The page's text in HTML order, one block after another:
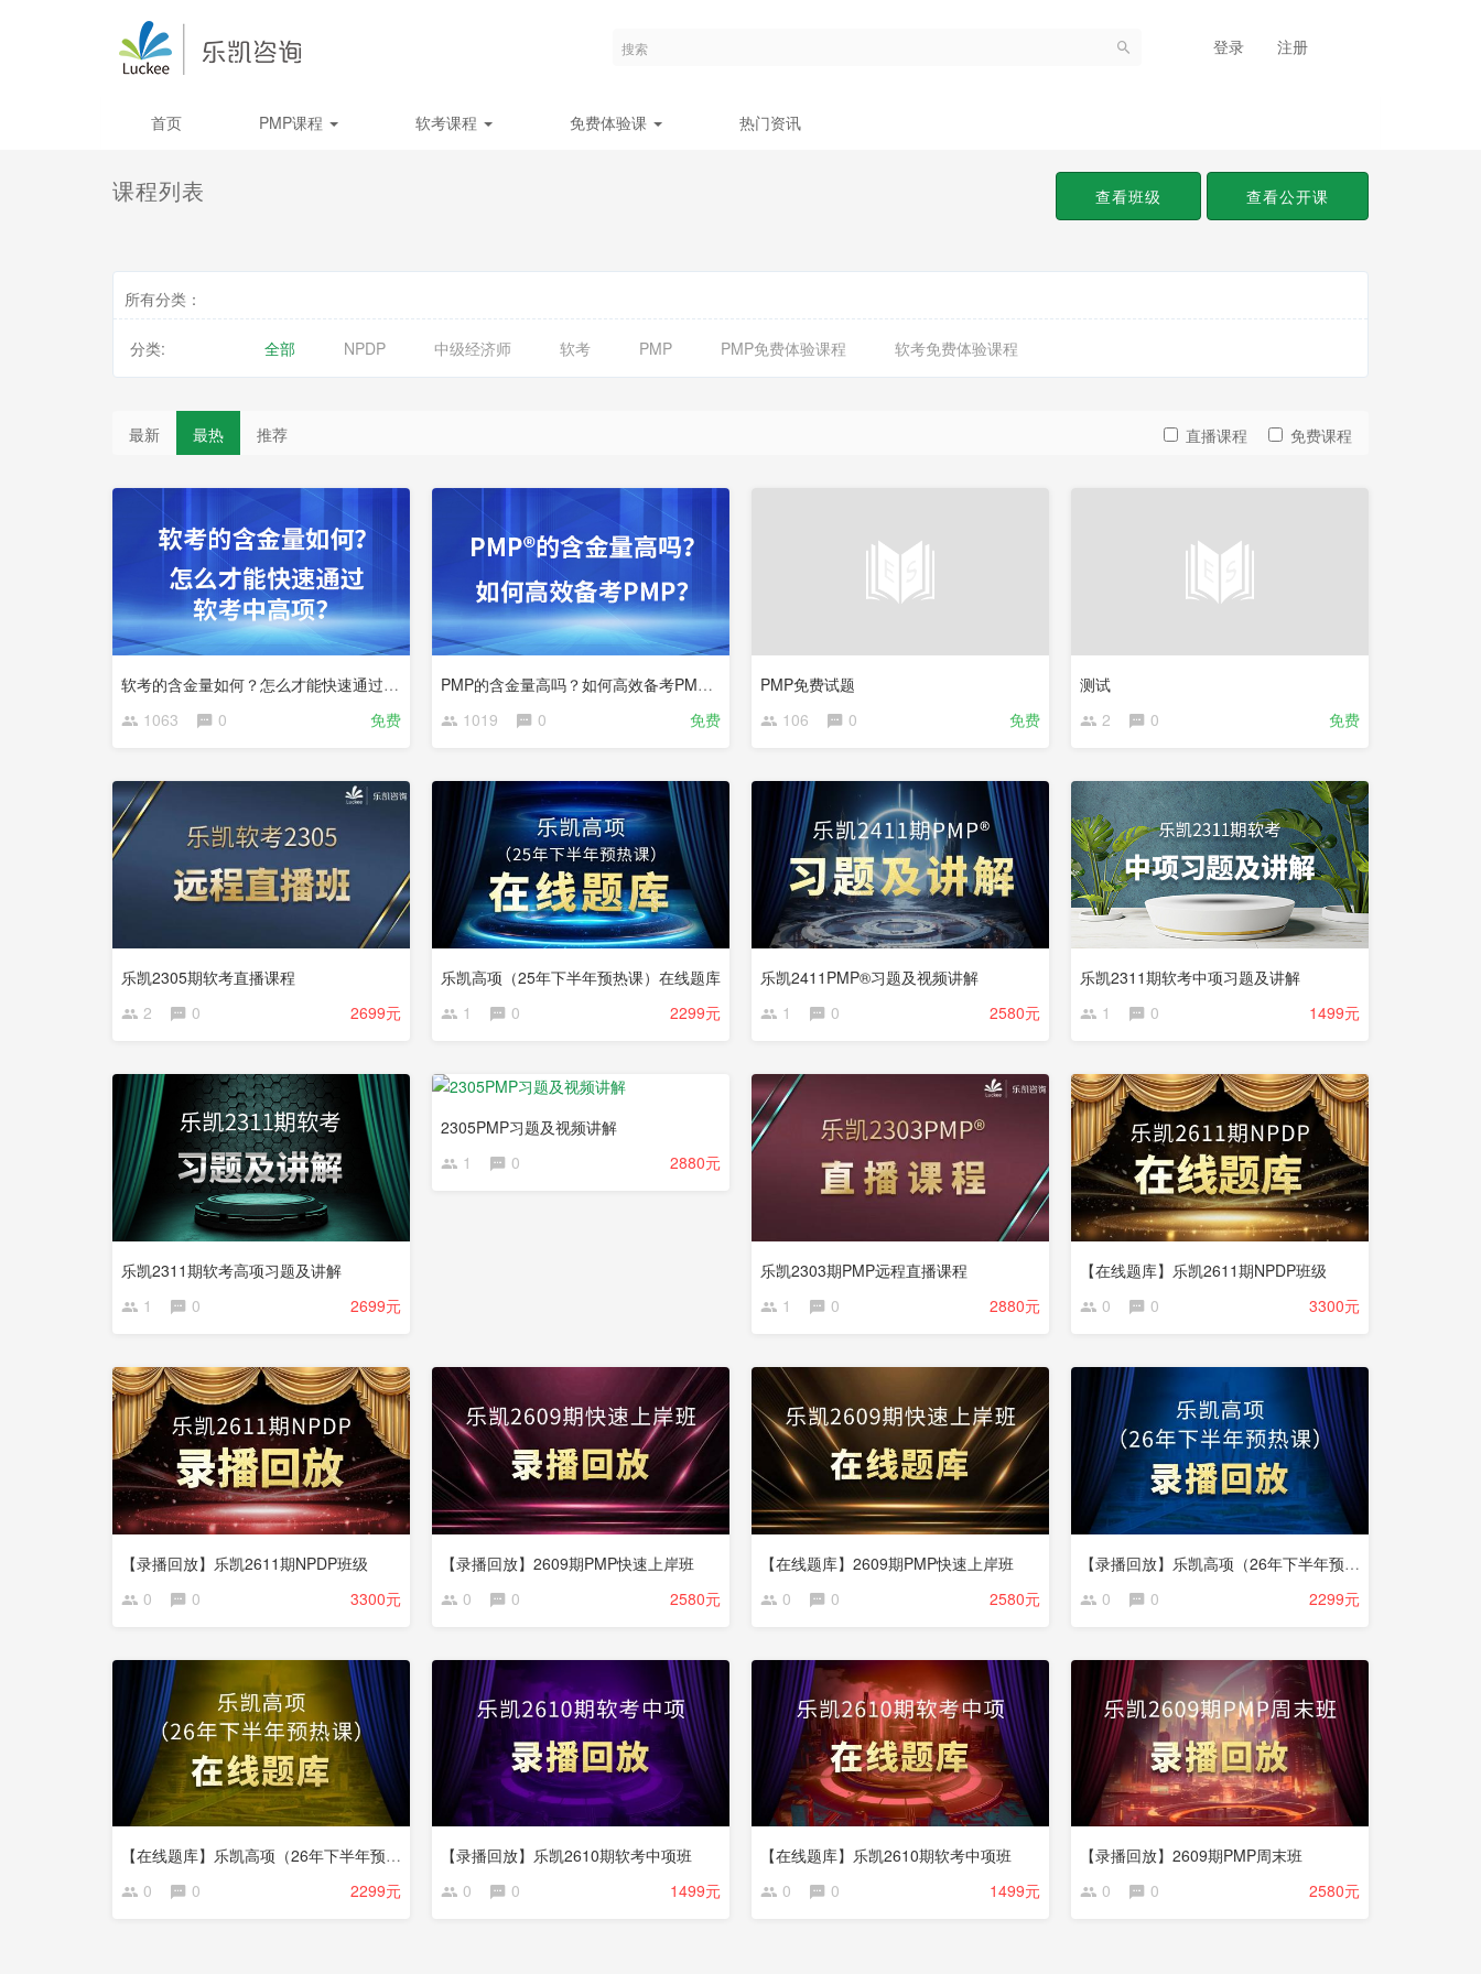
登录 注册
首页 PMP课程 软考课程 免费体验课 热门资讯
课程列表 查看班级 查看公开课
所有分类：
分类: 全部 NPDP 中级经济师 软考 PMP PMP免费体验课程 软考免费体验课程
最新 最热 推荐 直播课程 免费课程
软考的含金量如何？怎么才能快速通过软考中高项？
1063
0 免费
PMP的含金量高吗？如何高效备考PMP？
1019
0 免费
PMP免费试题
106
0 免费
测试
2
0 免费
乐凯2305期软考直播课程
2
0 2699元
乐凯高项（25年下半年预热课）在线题库
1
0 2299元
乐凯2411PMP®习题及视频讲解
1
0 2580元
乐凯2311期软考中项习题及讲解
1
0 1499元
乐凯2311期软考高项习题及讲解
1
0 2699元
2305PMP习题及视频讲解
1
0 2880元
乐凯2303期PMP远程直播课程
1
0 2880元
【在线题库】乐凯2611期NPDP班级
0
0 3300元
【录播回放】乐凯2611期NPDP班级
0
0 3300元
【录播回放】2609期PMP快速上岸班
0
0 2580元
【在线题库】2609期PMP快速上岸班
0
0 2580元
【录播回放】乐凯高项（26年下半年预热课）
0
0 2299元
【在线题库】乐凯高项（26年下半年预热课）
0
0 2299元
【录播回放】乐凯2610期软考中项班
0
0 1499元
【在线题库】乐凯2610期软考中项班
0
0 1499元
【录播回放】2609期PMP周末班
0
0 2580元